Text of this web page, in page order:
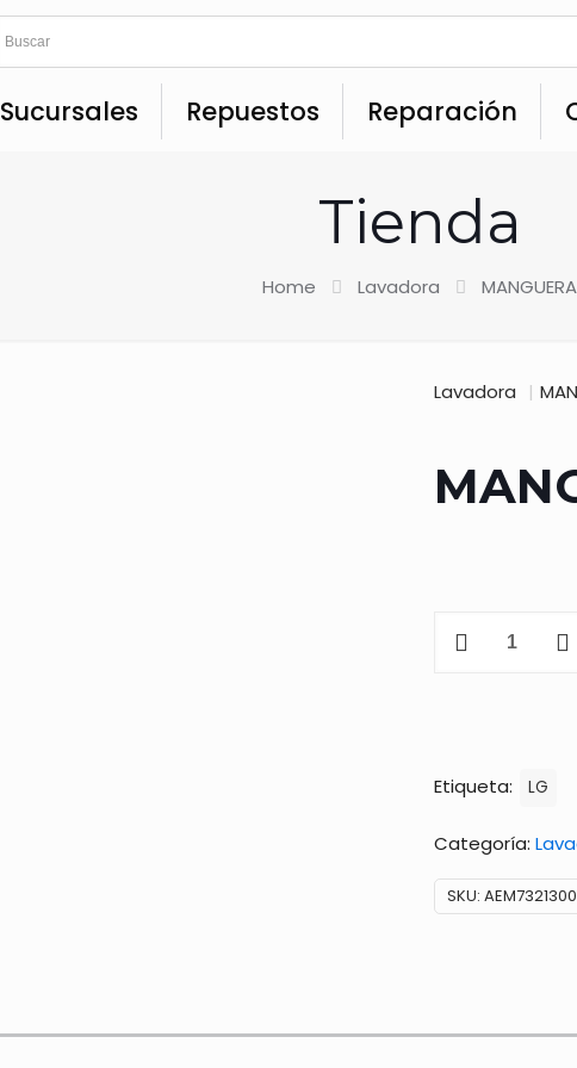
Sucursales Repuestos Reparación
Tienda
Home Lavadora MANGUERA
Lavadora |
Etiqueta: LG
Categoría:
SKU: